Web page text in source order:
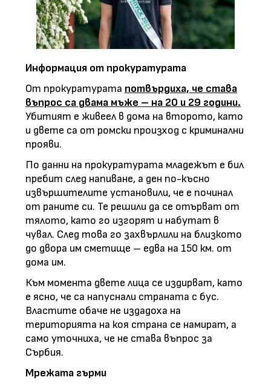
Информация от прокуратурата
От прокуратурата потвърдиха, че става
въпрос са двама мъже – на 20 и 29 години.
Убитият е живеел в дома на второто, като
и двете са от ромски произход с криминални
прояви.
По данни на прокуратурата младежът е бил
пребит след напиване, а ден по-късно
извършителите установили, че е починал
от раните си. Те решили да се отърват от
тялото, като го изгорят и набутат в
чувал. След това го захвърлили на близкото
до двора им сметище – едва на 150 км. от
дома им.
Към момента двете лица се издирват, като
е ясно, че са напуснали страната с бус.
Властите обаче не издадоха на
територията на коя страна се намират, а
само уточниха, че не става въпрос за
Сърбия.
Мрежата гърми